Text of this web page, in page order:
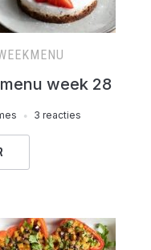
week 28
3 reacties